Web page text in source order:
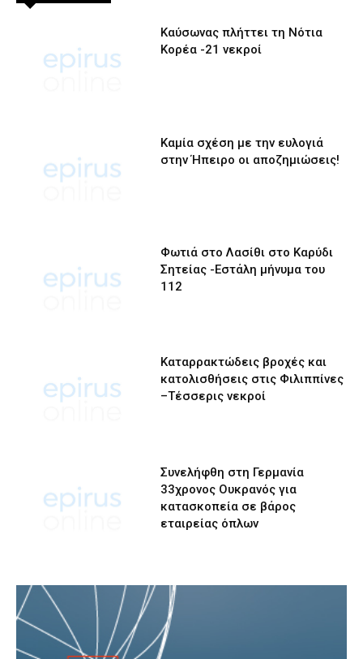
Καύσωνας πλήττει τη Νότια
Κορέα -21 νεκροί
Καμία σχέση με την ευλογιά
στην Ήπειρο οι αποζημιώσεις!
Φωτιά στο Λασίθι στο Καρύδι
Σητείας -Εστάλη μήνυμα του
112
Καταρρακτώδεις βροχές και
κατολισθήσεις στις Φιλιππίνες
–Τέσσερις νεκροί
Συνελήφθη στη Γερμανία
33χρονος Ουκρανός για
κατασκοπεία σε βάρος
εταιρείας όπλων